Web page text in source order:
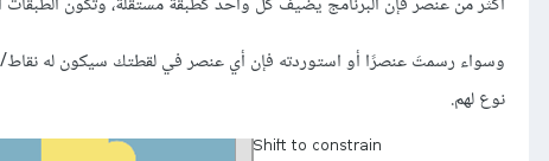
نوع لهم.